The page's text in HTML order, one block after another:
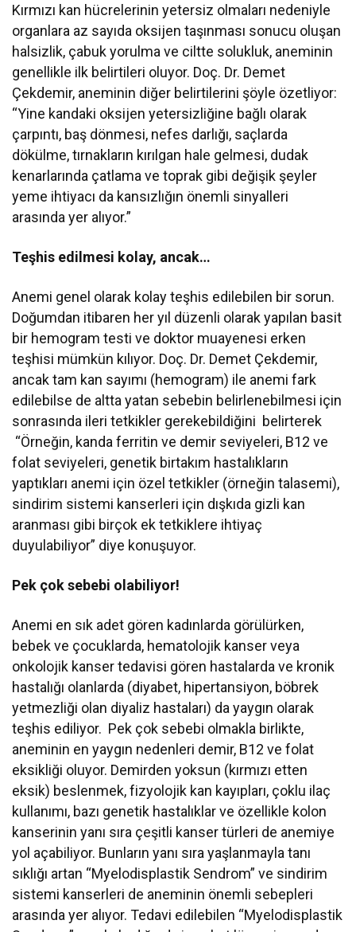
Kırmızı kan hücrelerinin yetersiz olmaları nedeniyle
organlara az sayıda oksijen taşınması sonucu oluşan
halsizlik, çabuk yorulma ve ciltte solukluk, aneminin
genellikle ilk belirtileri oluyor. Doç. Dr. Demet
Çekdemir, aneminin diğer belirtilerini şöyle özetliyor:
“Yine kandaki oksijen yetersizliğine bağlı olarak
çarpıntı, baş dönmesi, nefes darlığı, saçlarda
dökülme, tırnakların kırılgan hale gelmesi, dudak
kenarlarında çatlama ve toprak gibi değişik şeyler
yeme ihtiyacı da kansızlığın önemli sinyalleri
arasında yer alıyor.”
Teşhis edilmesi kolay, ancak…
Anemi genel olarak kolay teşhis edilebilen bir sorun.
Doğumdan itibaren her yıl düzenli olarak yapılan basit
bir hemogram testi ve doktor muayenesi erken
teşhisi mümkün kılıyor. Doç. Dr. Demet Çekdemir,
ancak tam kan sayımı (hemogram) ile anemi fark
edilebilse de altta yatan sebebin belirlenebilmesi için
sonrasında ileri tetkikler gerekebildiğini belirterek
“Örneğin, kanda ferritin ve demir seviyeleri, B12 ve
folat seviyeleri, genetik birtakım hastalıkların
yaptıkları anemi için özel tetkikler (örneğin talasemi),
sindirim sistemi kanserleri için dışkıda gizli kan
aranması gibi birçok ek tetkiklere ihtiyaç
duyulabiliyor” diye konuşuyor.
Pek çok sebebi olabiliyor!
Anemi en sık adet gören kadınlarda görülürken,
bebek ve çocuklarda, hematolojik kanser veya
onkolojik kanser tedavisi gören hastalarda ve kronik
hastalığı olanlarda (diyabet, hipertansiyon, böbrek
yetmezliği olan diyaliz hastaları) da yaygın olarak
teşhis ediliyor. Pek çok sebebi olmakla birlikte,
aneminin en yaygın nedenleri demir, B12 ve folat
eksikliği oluyor. Demirden yoksun (kırmızı etten
eksik) beslenmek, fizyolojik kan kayıpları, çoklu ilaç
kullanımı, bazı genetik hastalıklar ve özellikle kolon
kanserinin yanı sıra çeşitli kanser türleri de anemiye
yol açabiliyor. Bunların yanı sıra yaşlanmayla tanı
sıklığı artan “Myelodisplastik Sendrom” ve sindirim
sistemi kanserleri de aneminin önemli sebepleri
arasında yer alıyor. Tedavi edilebilen “Myelodisplastik